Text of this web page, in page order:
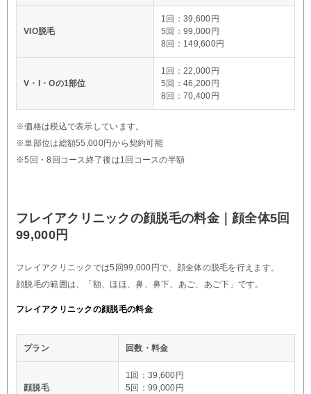
VIO脱毛
1回：39,600円
5回：99,000円
8回：149,600円
V・I・Oの1部位
1回：22,000円
5回：46,200円
8回：70,400円
※価格は税込で表示しています。
※単部位は総額55,000円から契約可能
※5回・8回コース終了後は1回コースの半額
フレイアクリニックの顔脱毛の料金｜顔全体5回
99,000円
フレイアクリニックでは5回99,000円で、顔全体の脱毛を行えます。
顔脱毛の範囲は、「額、ほほ、鼻、鼻下、あご、あご下」です。
フレイアクリニックの顔脱毛の料金
プラン 回数・料金
顔脱毛
1回：39,600円
5回：99,000円